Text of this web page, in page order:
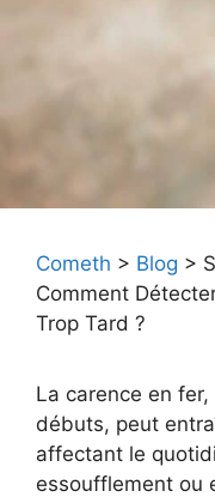
Cometh > Blog >
Comment
Trop Tard ?
La carence en
débuts, peut
affectant le
essoufflement ou